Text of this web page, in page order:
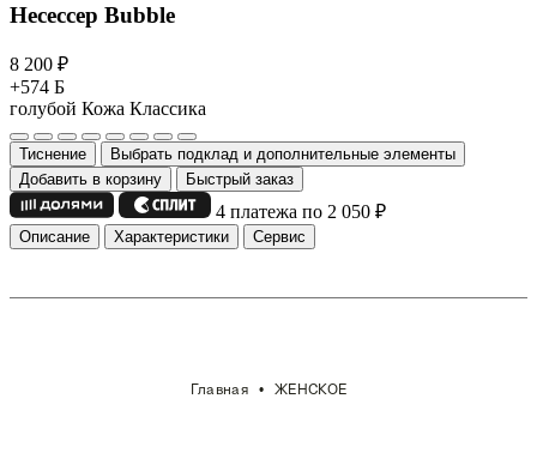
Несессер Bubble
8 200 ₽
+574 Б
голубой Кожа Классика
Тиснение
Выбрать подклад и дополнительные элементы
Добавить в корзину
Быстрый заказ
4 платежа по 2 050 ₽
Описание Характеристики Сервис
Главная ЖЕНСКОЕ